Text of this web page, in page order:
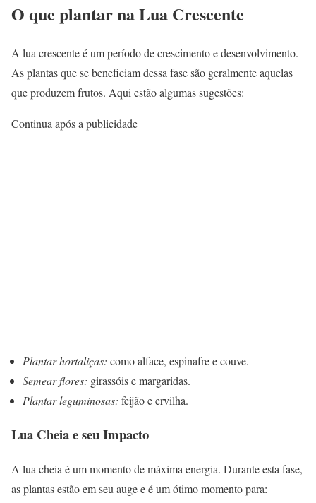
O que plantar na Lua Crescente
A lua crescente é um período de crescimento e desenvolvimento.
As plantas que se beneficiam dessa fase são geralmente aquelas
que produzem frutos. Aqui estão algumas sugestões:
Continua após a publicidade
Plantar hortaliças: como alface, espinafre e couve.
Semear flores: girassóis e margaridas.
Plantar leguminosas: feijão e ervilha.
Lua Cheia e seu Impacto
A lua cheia é um momento de máxima energia. Durante esta fase,
as plantas estão em seu auge e é um ótimo momento para: